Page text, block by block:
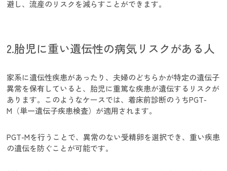
避し、流産のリスクを減らすことができます。
2.胎児に重い遺伝性の病気リスクがある人
家系に遺伝性疾患があったり、夫婦のどちらかが特定の遺伝子
異常を保有していると、胎児に重篤な疾患が遺伝するリスクが
あります。このようなケースでは、着床前診断のうちPGT-
M（単一遺伝子疾患検査）が適用されます。
PGT-Mを行うことで、異常のない受精卵を選択でき、重い疾患
の遺伝を防ぐことが可能です。